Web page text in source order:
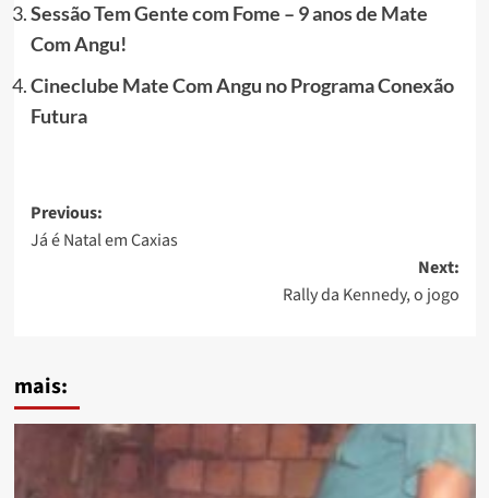
Sessão Tem Gente com Fome – 9 anos de Mate
Com Angu!
Cineclube Mate Com Angu no Programa Conexão
Futura
Post
navigation
Previous:
Já é Natal em Caxias
Next:
Rally da Kennedy, o jogo
mais: